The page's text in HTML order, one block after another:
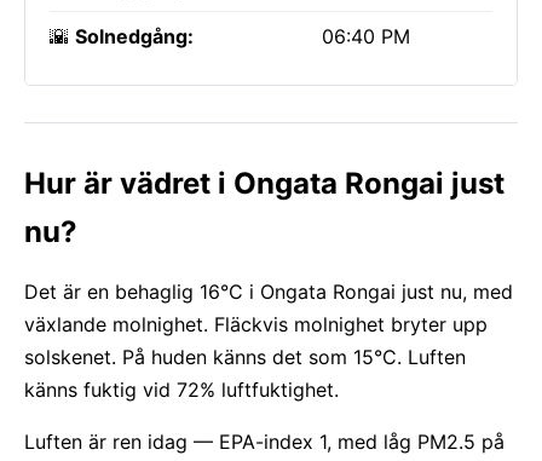
🌇 Solnedgång: 06:40 PM
Hur är vädret i Ongata Rongai just
nu?
Det är en behaglig 16°C i Ongata Rongai just nu, med
växlande molnighet. Fläckvis molnighet bryter upp
solskenet. På huden känns det som 15°C. Luften
känns fuktig vid 72% luftfuktighet.
Luften är ren idag — EPA-index 1, med låg PM2.5 på